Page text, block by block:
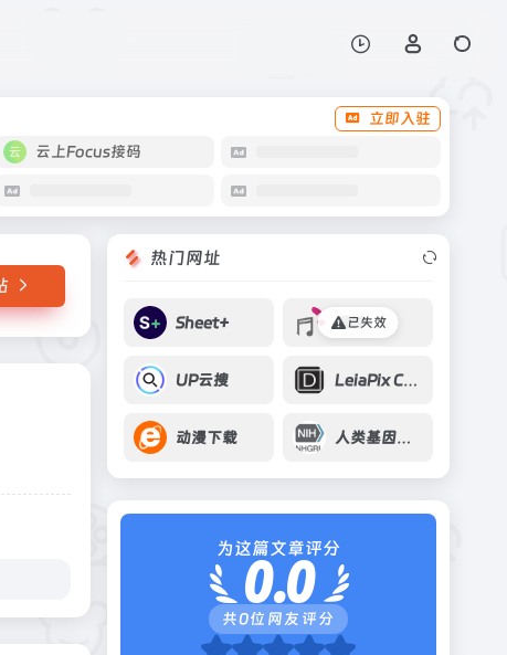
立即入驻
云上Focus接码
热门网址
Sheet+ 已失效
铜钟
UP云搜 LeiaPix Converter
动漫下载 人类基因组计划HGP
为这篇文章评分
0.0
共0位网友评分